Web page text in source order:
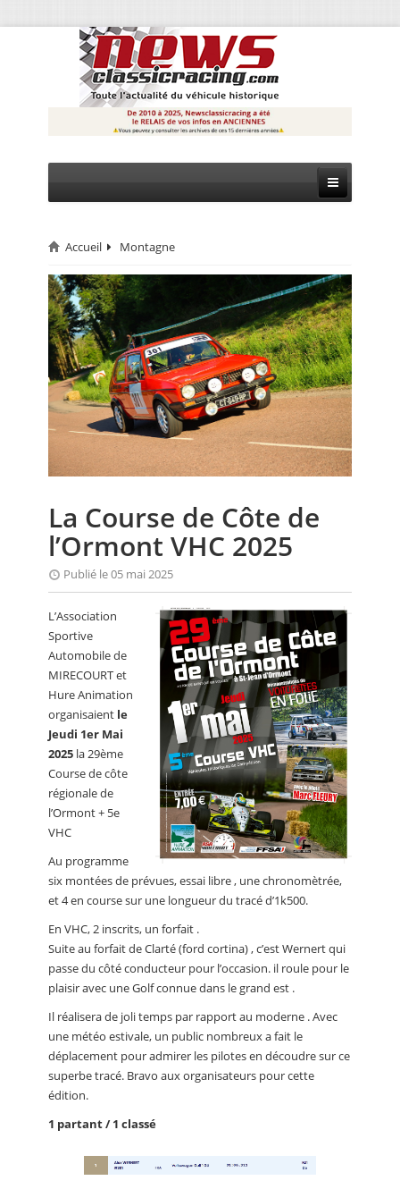
CIRCUIT
RALLYE
MONTAGNE
EVÈNEMENTS
CALENDRIER
ANNUAIRES
PETITES ANNONCES
Accueil Montagne
La Course de Côte de
l’Ormont VHC 2025
Publié le 05 mai 2025
L’Association
Sportive
Automobile de
MIRECOURT et
Hure Animation
organisaient le
Jeudi 1er Mai
2025 la 29ème
Course de côte
régionale de
l’Ormont + 5e
VHC
Au programme
six montées de prévues, essai libre , une chronomètrée,
et 4 en course sur une longueur du tracé d’1k500.
En VHC, 2 inscrits, un forfait .
Suite au forfait de Clarté (ford cortina) , c’est Wernert qui
passe du côté conducteur pour l’occasion. il roule pour le
plaisir avec une Golf connue dans le grand est .
Il réalisera de joli temps par rapport au moderne . Avec
une météo estivale, un public nombreux a fait le
déplacement pour admirer les pilotes en découdre sur ce
superbe tracé. Bravo aux organisateurs pour cette
édition.
1 partant / 1 classé